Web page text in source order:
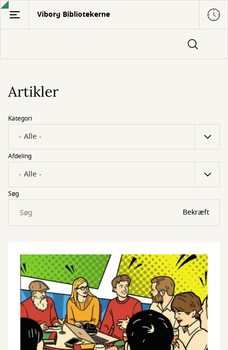
Gå
hovedindhold
Viborg Bibliotekerne
Artikler
Kategori
Afdeling
Søg